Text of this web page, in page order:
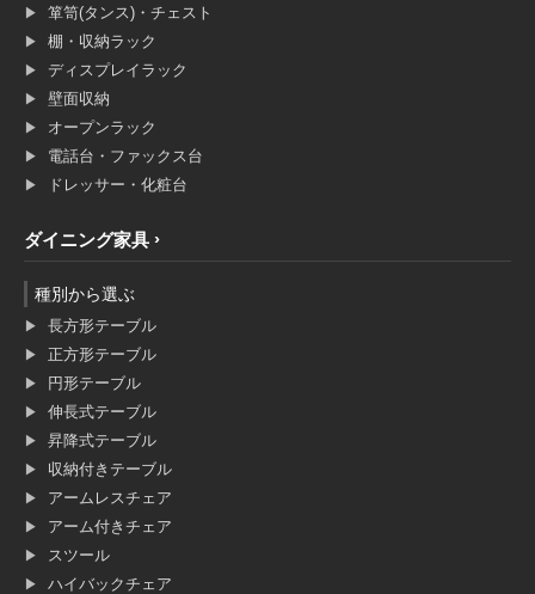
箪笥(タンス)・チェスト
棚・収納ラック
ディスプレイラック
壁面収納
オープンラック
電話台・ファックス台
ドレッサー・化粧台
ダイニング家具
種別から選ぶ
長方形テーブル
正方形テーブル
円形テーブル
伸長式テーブル
昇降式テーブル
収納付きテーブル
アームレスチェア
アーム付きチェア
スツール
ハイバックチェア